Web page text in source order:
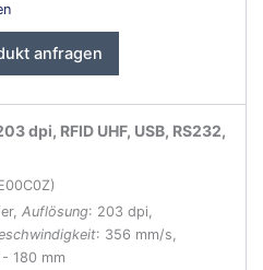
anfragen
dpi, RFID UHF, USB, RS232,
Auflösung: 203 dpi,
: 356 mm/s,
180 mm